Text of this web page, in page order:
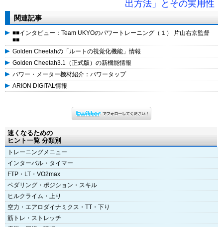
出方法」とその実用性
関連記事
■■インタビュー：Team UKYOのパワートレーニング（１） 片山右京監督
■■
Golden Cheetahの「ルートの視覚化機能」情報
Golden Cheetah3.1（正式版）の新機能情報
パワー・メーター機材紹介：パワータップ
ARION DIGITAL情報
速くなるための
ヒント一覧 分類別
トレーニングメニュー
インターバル・タイマー
FTP・LT・VO2max
ペダリング・ポジション・スキル
ヒルクライム・上り
空力・エアロダイナミクス・TT・下り
筋トレ・ストレッチ